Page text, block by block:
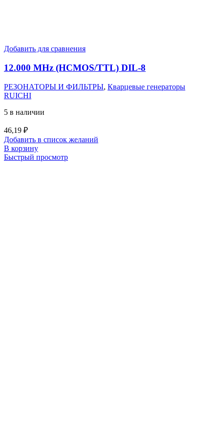
Добавить для сравнения
12.000 MHz (HCMOS/TTL) DIL-8
РЕЗОНАТОРЫ И ФИЛЬТРЫ, Кварцевые генераторы
RUICHI
5 в наличии
46,19 ₽
Добавить в список желаний
В корзину
Быстрый просмотр